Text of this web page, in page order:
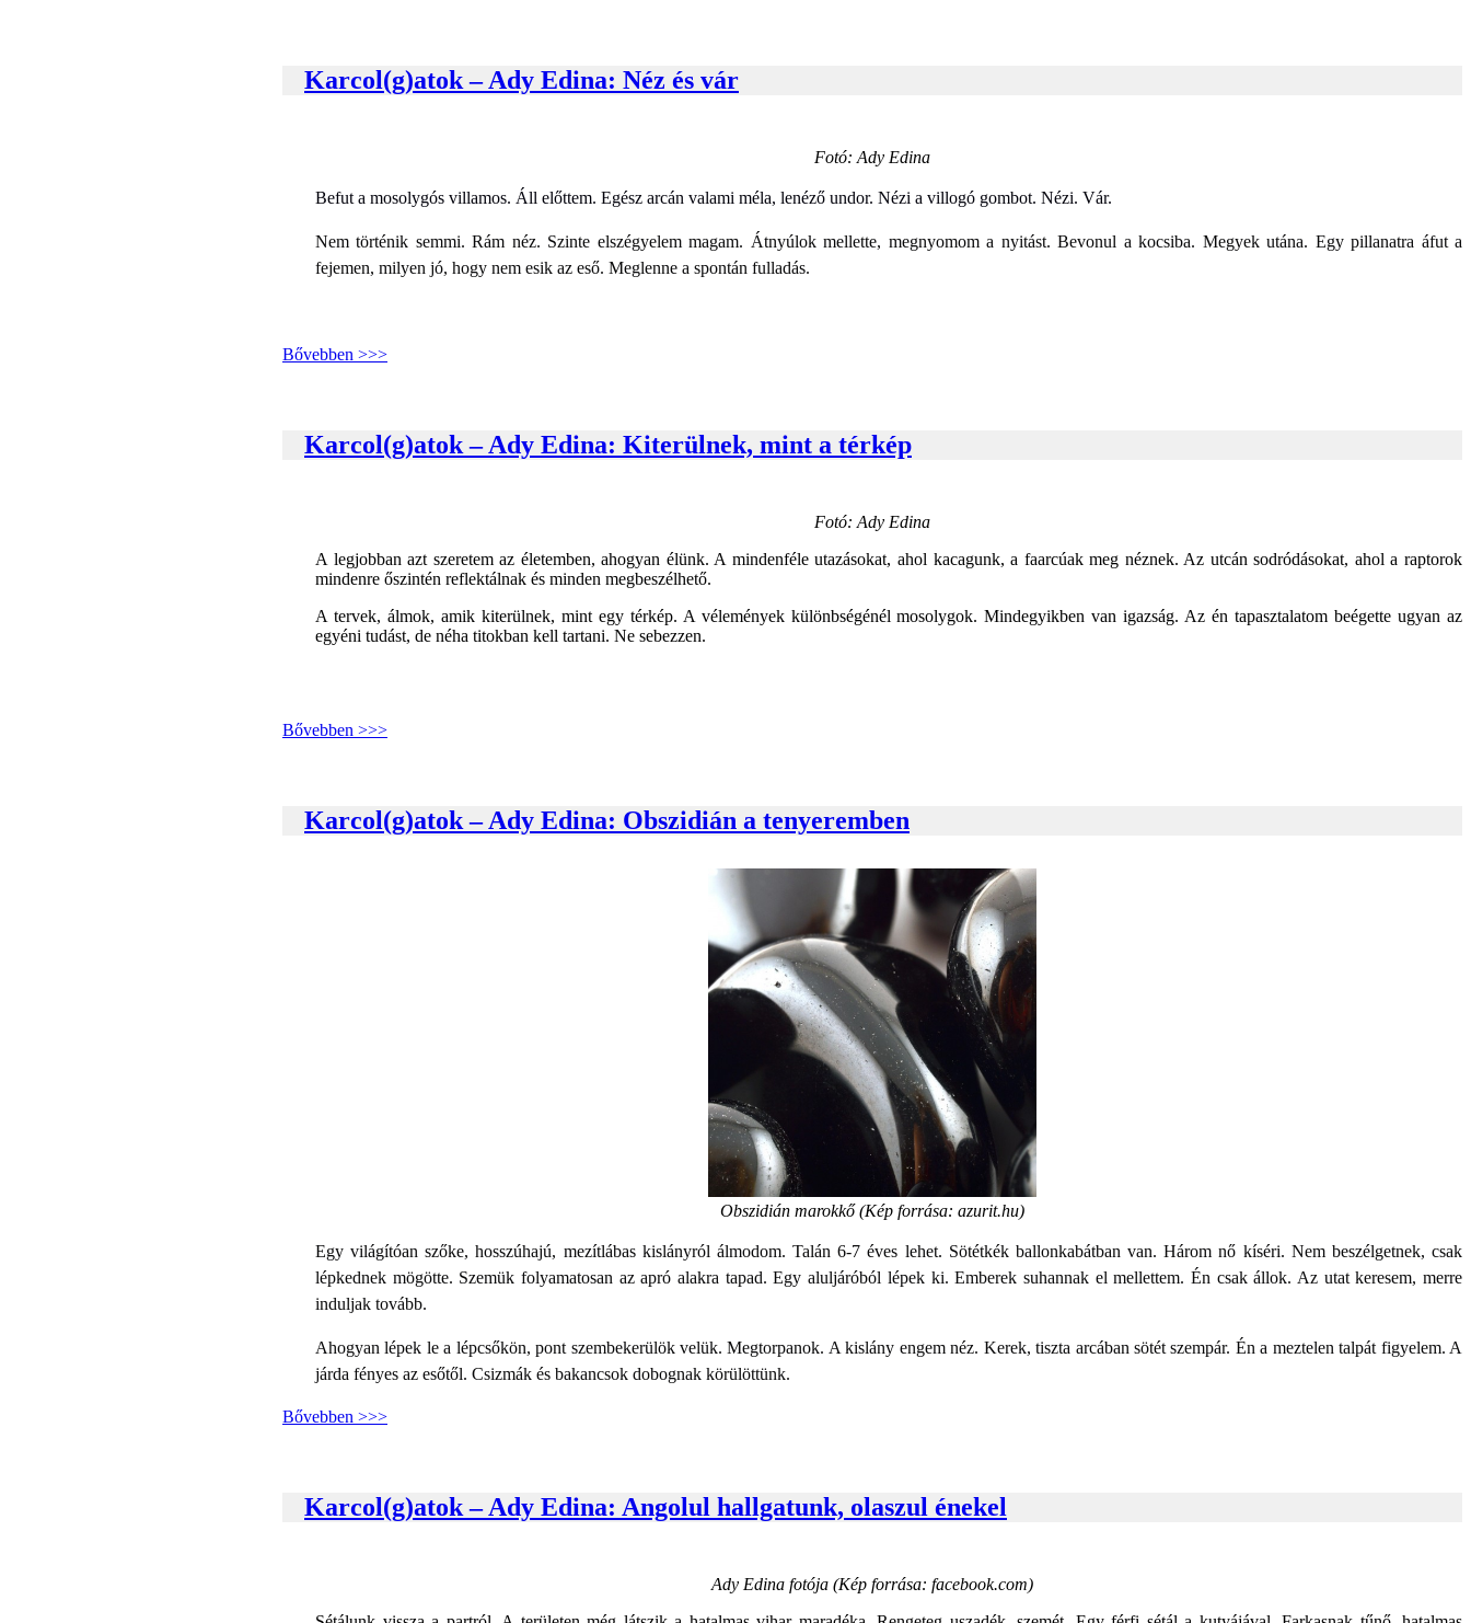
Karcol(g)atok – Ady Edina: Néz és vár
Fotó: Ady Edina
Befut a mosolygós villamos. Áll előttem. Egész arcán valami méla, lenéző undor. Nézi a villogó gombot. Nézi. Vár.
Nem történik semmi. Rám néz. Szinte elszégyelem magam. Átnyúlok mellette, megnyomom a nyitást. Bevonul a kocsiba. Megyek utána. Egy pillanatra áfut a
fejemen, milyen jó, hogy nem esik az eső. Meglenne a spontán fulladás.
Bővebben >>>
Karcol(g)atok – Ady Edina: Kiterülnek, mint a térkép
Fotó: Ady Edina
A legjobban azt szeretem az életemben, ahogyan élünk. A mindenféle utazásokat, ahol kacagunk, a faarcúak meg néznek. Az utcán sodródásokat, ahol a raptorok
mindenre őszintén reflektálnak és minden megbeszélhető.
A tervek, álmok, amik kiterülnek, mint egy térkép. A vélemények különbségénél mosolygok. Mindegyikben van igazság. Az én tapasztalatom beégette ugyan az
egyéni tudást, de néha titokban kell tartani. Ne sebezzen.
Bővebben >>>
Karcol(g)atok – Ady Edina: Obszidián a tenyeremben
Obszidián marokkő (Kép forrása: azurit.hu)
Egy világítóan szőke, hosszúhajú, mezítlábas kislányról álmodom. Talán 6-7 éves lehet. Sötétkék ballonkabátban van. Három nő kíséri. Nem beszélgetnek, csak
lépkednek mögötte. Szemük folyamatosan az apró alakra tapad. Egy aluljáróból lépek ki. Emberek suhannak el mellettem. Én csak állok. Az utat keresem, merre
induljak tovább.
Ahogyan lépek le a lépcsőkön, pont szembekerülök velük. Megtorpanok. A kislány engem néz. Kerek, tiszta arcában sötét szempár. Én a meztelen talpát figyelem. A
járda fényes az esőtől. Csizmák és bakancsok dobognak körülöttünk.
Bővebben >>>
Karcol(g)atok – Ady Edina: Angolul hallgatunk, olaszul énekel
Ady Edina fotója (Kép forrása: facebook.com)